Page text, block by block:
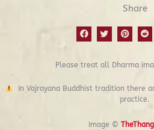
Share
Please treat all Dharma
In Vajrayana Buddhist tradition there
practice.
Image ©